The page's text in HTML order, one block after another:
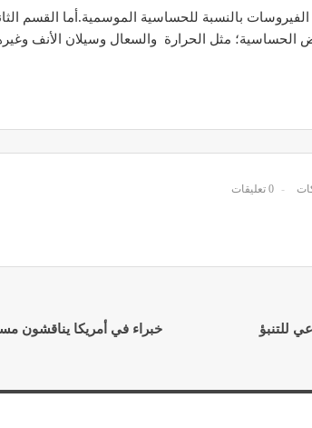
الفيروسات بالنسبة للحساسية الموسمية.أما القسم
الحساسية؛ مثل الحرارة والسعال وسيلان الأنف
0 تعليقات
للتنبؤ
خبراء في أمريكا يناقشون
في رمضان
12, 2022
من المبع حيف
المغلوطة حول العلاج
التوازن
مارس
تحذير من تناول